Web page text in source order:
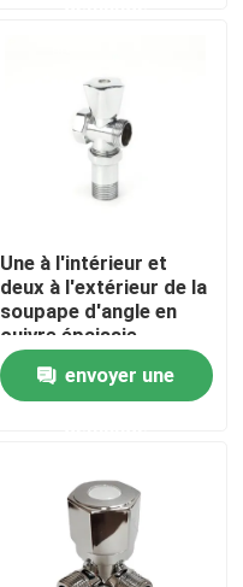
en laiton
Une à l'intérieur et
deux à l'extérieur de la
soupape d'angle en
cuivre épaissie
envoyer une